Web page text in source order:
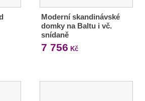
Moderní skandinávské
domky na Baltu i vč.
snídaně
7 756 Kč